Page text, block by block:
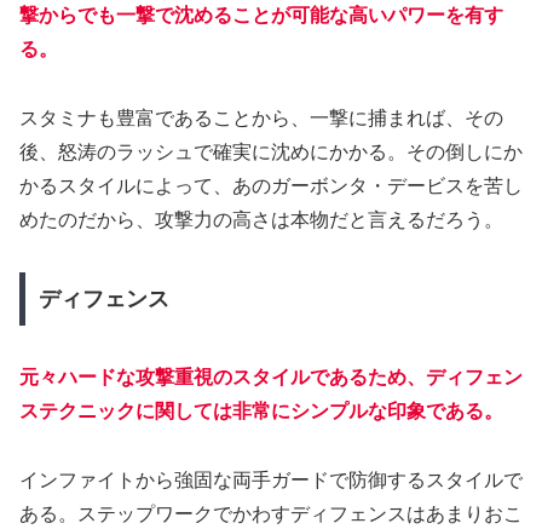
撃からでも一撃で沈めることが可能な高いパワーを有す
る。
スタミナも豊富であることから、一撃に捕まれば、その
後、怒涛のラッシュで確実に沈めにかかる。その倒しにか
かるスタイルによって、あのガーボンタ・デービスを苦し
めたのだから、攻撃力の高さは本物だと言えるだろう。
ディフェンス
元々ハードな攻撃重視のスタイルであるため、ディフェン
ステクニックに関しては非常にシンプルな印象である。
インファイトから強固な両手ガードで防御するスタイルで
ある。ステップワークでかわすディフェンスはあまりおこ